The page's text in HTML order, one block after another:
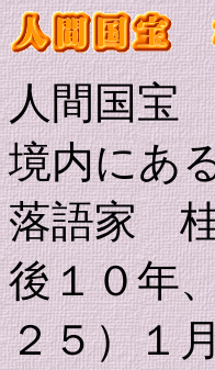
人間国宝
境内にあ
落語家 桂
後１０年
２５）１